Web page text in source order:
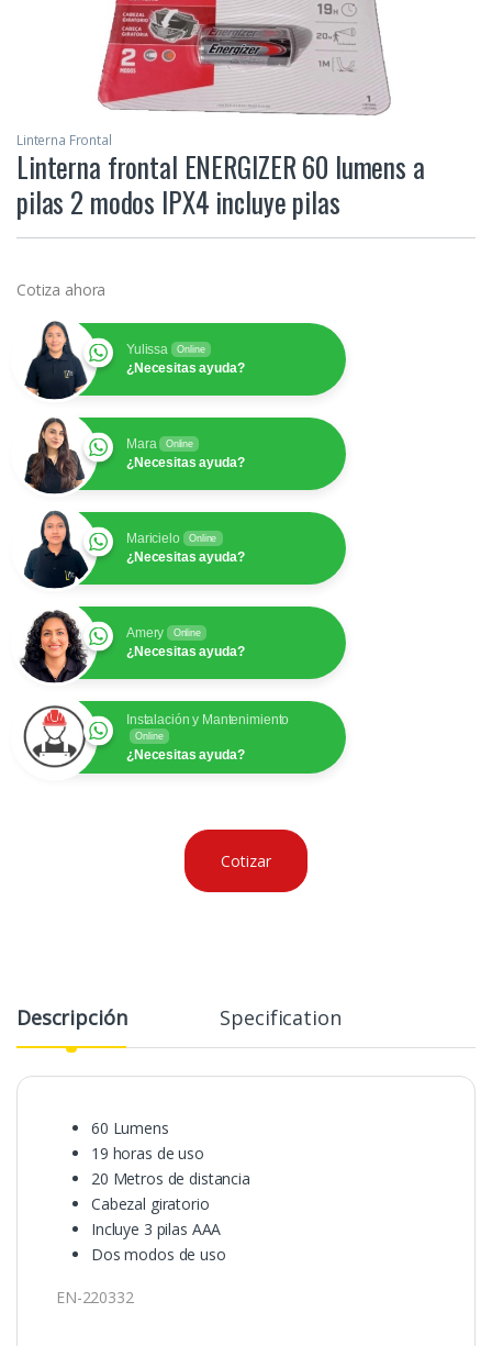
Linterna Frontal
Linterna frontal ENERGIZER 60 lumens a
pilas 2 modos IPX4 incluye pilas
Cotiza ahora
Yulissa Online
¿Necesitas ayuda?
Mara Online
¿Necesitas ayuda?
Maricielo Online
¿Necesitas ayuda?
Amery Online
¿Necesitas ayuda?
Instalación y Mantenimiento
Online
¿Necesitas ayuda?
Cotizar
Descripción Specification
60 Lumens
19 horas de uso
20 Metros de distancia
Cabezal giratorio
Incluye 3 pilas AAA
Dos modos de uso
EN-220332